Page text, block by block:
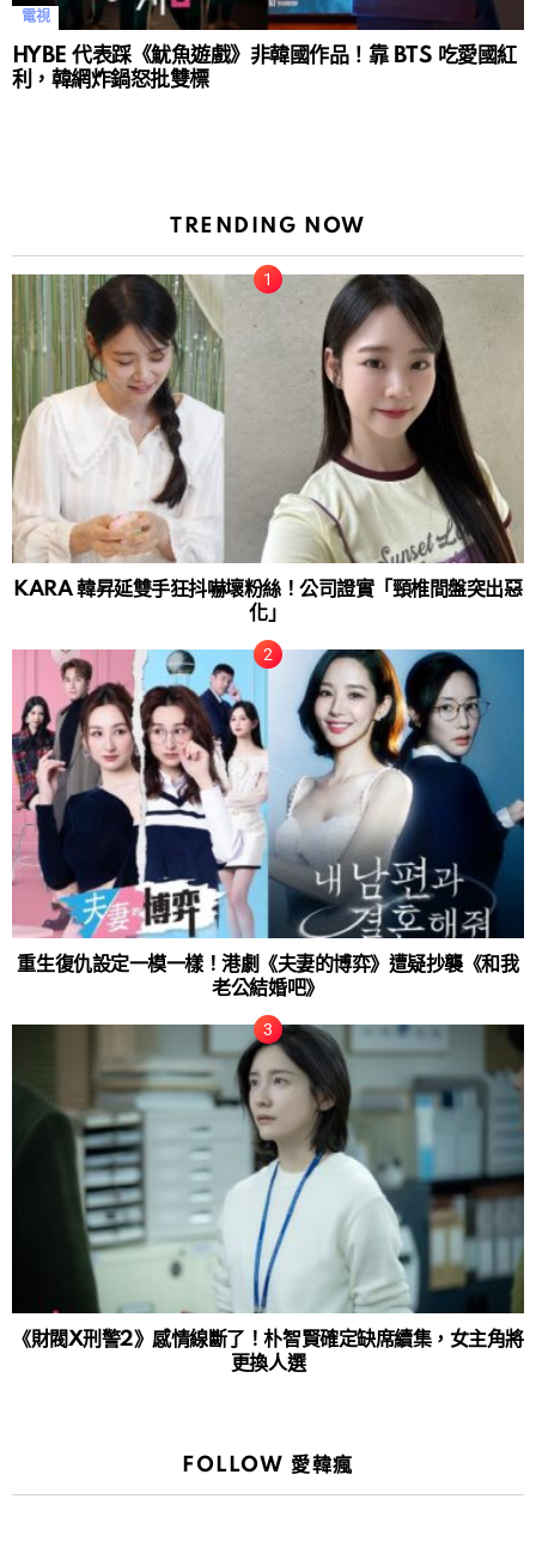
電視
HYBE 代表踩《魷魚遊戲》非韓國作品！靠 BTS 吃愛國紅
利，韓網炸鍋怒批雙標
TRENDING NOW
KARA 韓昇延雙手狂抖嚇壞粉絲！公司證實「頸椎間盤突出惡
化」
重生復仇設定一模一樣！港劇《夫妻的博弈》遭疑抄襲《和我
老公結婚吧》
《財閥X刑警2》感情線斷了！朴智賢確定缺席續集，女主角將
更換人選
FOLLOW 愛韓瘋